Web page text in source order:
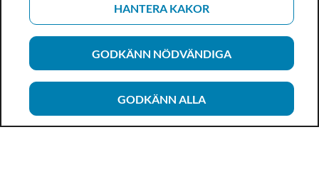
HANTERA KAKOR
GODKÄNN NÖDVÄNDIGA
GODKÄNN ALLA